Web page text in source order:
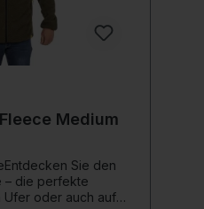
Medium
Sie den
– die perfekte
Ufer oder auch auf